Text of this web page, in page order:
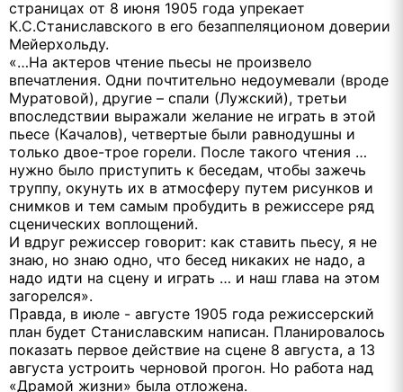
страницах от 8 июня 1905 года упрекает
К.С.Станиславского в его безаппеляционом доверии
Мейерхольду.
«…На актеров чтение пьесы не произвело
впечатления. Одни почтительно недоумевали (вроде
Муратовой), другие – спали (Лужский), третьи
впоследствии выражали желание не играть в этой
пьесе (Качалов), четвертые были равнодушны и
только двое-трое горели. После такого чтения …
нужно было приступить к беседам, чтобы зажечь
труппу, окунуть их в атмосферу путем рисунков и
снимков и тем самым пробудить в режиссере ряд
сценических воплощений.
И вдруг режиссер говорит: как ставить пьесу, я не
знаю, но знаю одно, что бесед никаких не надо, а
надо идти на сцену и играть … и наш глава на этом
загорелся».
Правда, в июле - августе 1905 года режиссерский
план будет Станиславским написан. Планировалось
показать первое действие на сцене 8 августа, а 13
августа устроить черновой прогон. Но работа над
«Драмой жизни» была отложена.